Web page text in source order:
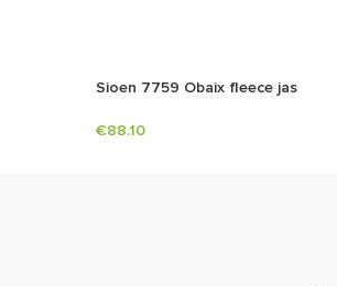
Sioen 7759 Obaix fleece jas
€88.10